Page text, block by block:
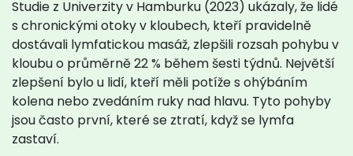
Studie z Univerzity v Hamburku (2023) ukázaly, že lidé
s chronickými otoky v kloubech, kteří pravidelně
dostávali lymfatickou masáž, zlepšili rozsah pohybu v
kloubu o průměrně 22 % během šesti týdnů. Největší
zlepšení bylo u lidí, kteří měli potíže s ohýbáním
kolena nebo zvedáním ruky nad hlavu. Tyto pohyby
jsou často první, které se ztratí, když se lymfa
zastaví.